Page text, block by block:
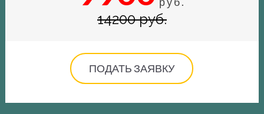
14200 руб.
ПОДАТЬ ЗАЯВКУ